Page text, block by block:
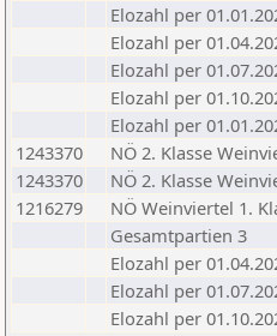
Elozahl per
Elozahl per
Elozahl per
Elozahl per
Elozahl per
1243370
NÖ 2. Klasse
1243370
NÖ 2. Klasse
1216279
NÖ Weinviertel 1.
Gesamtpartien 3
Elozahl per
Elozahl per
Elozahl per